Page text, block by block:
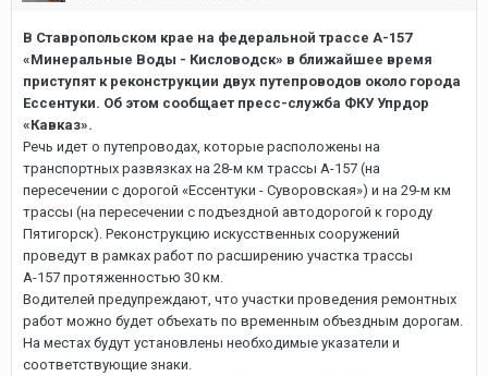
В Ставропольском крае на федеральной трассе А-157
«Минеральные Воды - Кисловодск» в ближайшее время
приступят к реконструкции двух путепроводов около города
Ессентуки. Об этом сообщает пресс-служба ФКУ Упрдор
«Кавказ».
Речь идет о путепроводах, которые расположены на
транспортных развязках на 28-м км трассы А-157 (на
пересечении с дорогой «Ессентуки - Суворовская») и на 29-м км
трассы (на пересечении с подъездной автодорогой к городу
Пятигорск). Реконструкцию искусственных сооружений
проведут в рамках работ по расширению участка трассы
А-157 протяженностью 30 км.
Водителей предупреждают, что участки проведения ремонтных
работ можно будет объехать по временным объездным дорогам.
На местах будут установлены необходимые указатели и
соответствующие знаки.